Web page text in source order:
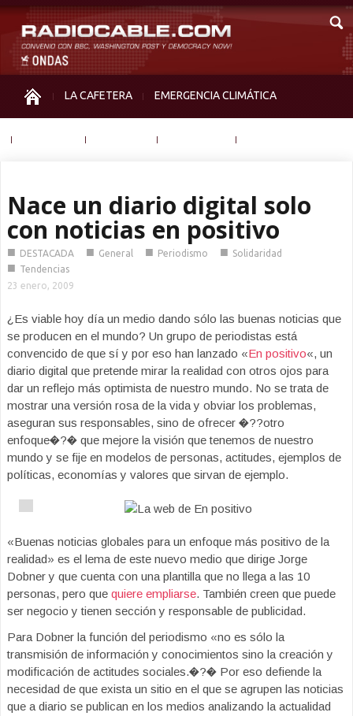
LA CAFETERA EMERGENCIA CLIMÁTICA
Nace un diario digital solo
con noticias en positivo
■ DESTACADA ■ General ■ Periodismo ■ Solidaridad
■ Tendencias
23 enero, 2009
¿Es viable hoy día un medio dando sólo las buenas noticias que
se producen en el mundo? Un grupo de periodistas está
convencido de que sí y por eso han lanzado «En positivo«, un
diario digital que pretende mirar la realidad con otros ojos para
dar un reflejo más optimista de nuestro mundo. No se trata de
mostrar una versión rosa de la vida y obviar los problemas,
aseguran sus responsables, sino de ofrecer �??otro
enfoque�?� que mejore la visión que tenemos de nuestro
mundo y se fije en modelos de personas, actitudes, ejemplos de
políticas, economías y valores que sirvan de ejemplo.
«Buenas noticias globales para un enfoque más positivo de la
realidad» es el lema de este nuevo medio que dirige Jorge
Dobner y que cuenta con una plantilla que no llega a las 10
personas, pero que quiere empliarse. También creen que puede
ser negocio y tienen sección y responsable de publicidad.
Para Dobner la función del periodismo «no es sólo la
transmisión de información y conocimientos sino la creación y
modificación de actitudes sociales.�?� Por eso defiende la
necesidad de que exista un sitio en el que se agrupen las noticias
que a diario se publican en los medios analizando la actualidad